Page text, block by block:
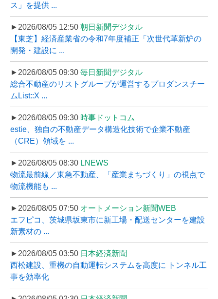
ス」を提供 ...
►2026/08/05 12:50 朝日新聞デジタル
【東芝】経済産業省の令和7年度補正「次世代革新炉の
開発・建設に ...
►2026/08/05 09:30 毎日新聞デジタル
総合不動産のリストグループが運営するプロダンスチー
ムList::X ...
►2026/08/05 09:30 時事ドットコム
estie、独自の不動産データ構造化技術で企業不動産
（CRE）領域を ...
►2026/08/05 08:30 LNEWS
物流最前線／東急不動産、「産業まちづくり」の視点で
物流機能も ...
►2026/08/05 07:50 オートメーション新聞WEB
エフピコ、茨城県坂東市に新工場・配送センターを建設
新素材の ...
►2026/08/05 03:50 日本経済新聞
西松建設、重機の自動運転システムを高度に トンネル工
事を効率化